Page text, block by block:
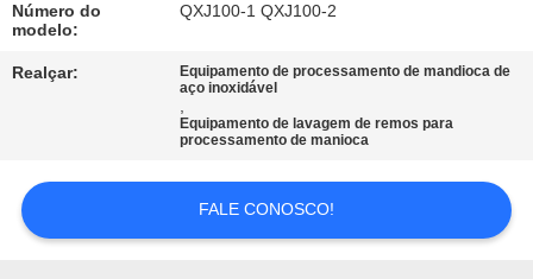
CONTROLE
DE
QUALIDADE
CONTACTE-
NOS
Número do
modelo:
QXJ100-1 QXJ100-2
Realçar:
Equipamento de processamento de mandioca de
aço inoxidável
,
Equipamento de lavagem de remos para
processamento de manioca
FALE CONOSCO!